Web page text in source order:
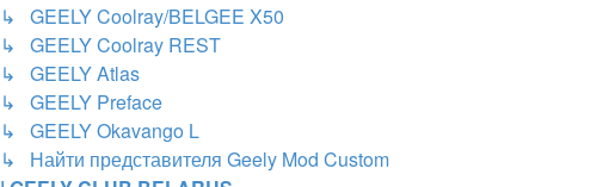
↳ GEELY Coolray/BELGEE X50
↳ GEELY Coolray REST
↳ GEELY Atlas
↳ GEELY Preface
↳ GEELY Okavango L
↳ Найти представителя Geely Mod Custom